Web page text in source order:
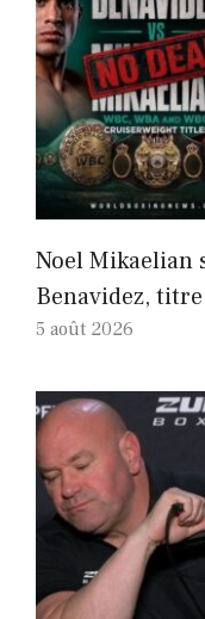
Noel Mikaelian
Benavidez,
5 août 2026